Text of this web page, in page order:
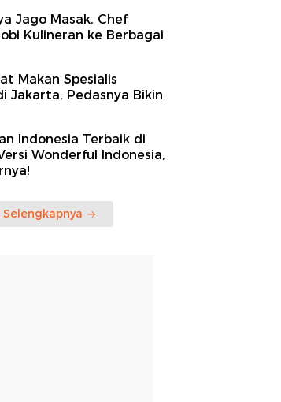
Jago Masak, Chef
Kulineran ke Berbagai
Makan Spesialis
Jakarta, Pedasnya Bikin
Indonesia Terbaik di
Wonderful Indonesia,